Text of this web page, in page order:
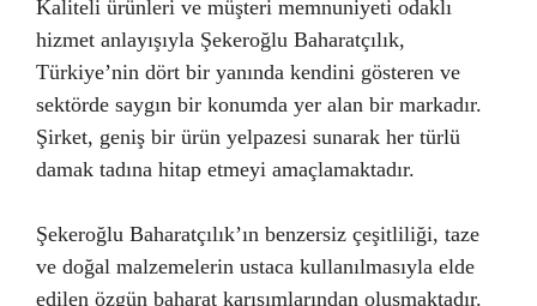
Kaliteli ürünleri ve müşteri memnuniyeti odaklı
hizmet anlayışıyla Şekeroğlu Baharatçılık,
Türkiye’nin dört bir yanında kendini gösteren ve
sektörde saygın bir konumda yer alan bir markadır.
Şirket, geniş bir ürün yelpazesi sunarak her türlü
damak tadına hitap etmeyi amaçlamaktadır.
Şekeroğlu Baharatçılık’ın benzersiz çeşitliliği, taze
ve doğal malzemelerin ustaca kullanılmasıyla elde
edilen özgün baharat karışımlarından oluşmaktadır.